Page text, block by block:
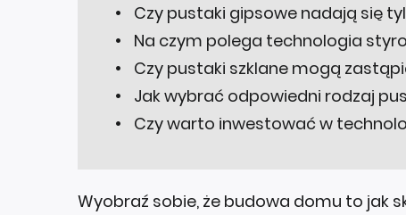
Czy pustaki gipsowe nadają się
Na czym polega technologia
Czy pustaki szklane mogą
Jak wybrać odpowiedni rodzaj
Czy warto inwestować w
Wyobraź sobie, że budowa domu to jak